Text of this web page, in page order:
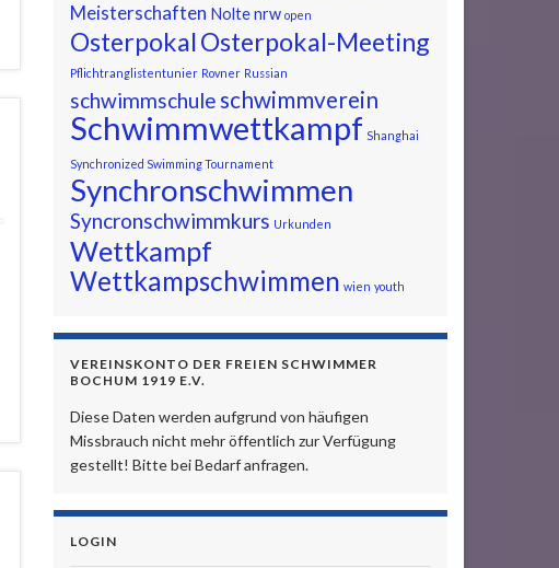
Meisterschaften Noltenrw open
OsterpokalOsterpokal-Meeting
Pflichtranglistentunier Rovner Russian
schwimmschule schwimmverein
Schwimmwettkampf Shanghai
Synchronized Swimming Tournament
Synchronschwimmen
Syncronschwimmkurs Urkunden
Wettkampf
Wettkampschwimmen wien youth
VEREINSKONTO DER FREIEN SCHWIMMER
BOCHUM 1919 E.V.
Diese Daten werden aufgrund von häufigen
Missbrauch nicht mehr öffentlich zur Verfügung
gestellt! Bitte bei Bedarf anfragen.
LOGIN